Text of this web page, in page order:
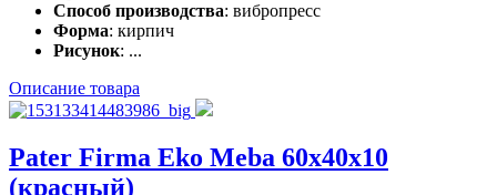
Способ производства: вибропресс
Форма: кирпич
Рисунок: ...
Описание товара
Pater Firma Eko Meba 60x40x10
(красный)